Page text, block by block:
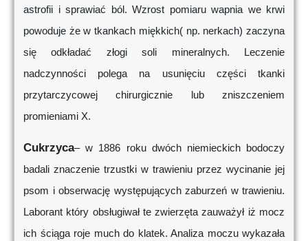
astrofii i sprawiać ból. Wzrost pomiaru wapnia we krwi
powoduje że w tkankach miękkich( np. nerkach) zaczyna
się odkładać złogi soli mineralnych. Leczenie
nadczynności polega na usunięciu części tkanki
przytarczycowej chirurgicznie lub zniszczeniem
promieniami X.
Cukrzyca– w 1886 roku dwóch niemieckich bodoczy
badali znaczenie trzustki w trawieniu przez wycinanie jej
psom i obserwację występujących zaburzeń w trawieniu.
Laborant który obsługiwał te zwierzęta zauważył iż mocz
ich ściąga roje much do klatek. Analiza moczu wykazała